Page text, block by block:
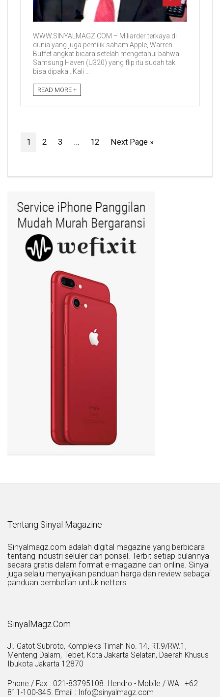
WWW.SINYALMAGZ.COM – Miliarder terkaya di
dunia yang juga pemilik saham Apple, Warren
Buffet angkat bicara setelah mengetahui bahwa
Samsung Haven (U320) yang flip itu sudah tak
bisa dipakai. Kali ...
READ MORE +
1 2 3 … 12 Next Page »
Tentang Sinyal Magazine
Sinyalmagz.com adalah digital magazine yang berbicara
tentang industri seluler dan ponsel. Terbit setiap bulannya
secara gratis dalam format e-magazine dan online. Sinyal
juga selalu menyajikan panduan harga dan review sebagai
panduan pembelian untuk netters
SinyalMagz.Com
Jl. Gatot Subroto, Kompleks Timah No. 14, RT.9/RW.1,
Menteng Dalam, Tebet, Kota Jakarta Selatan, Daerah Khusus
Ibukota Jakarta 12870
Phone / Fax : 021-83795108. Hendro - Mobile / WA : +62
811-100-345. Email : Info@sinyalmagz.com